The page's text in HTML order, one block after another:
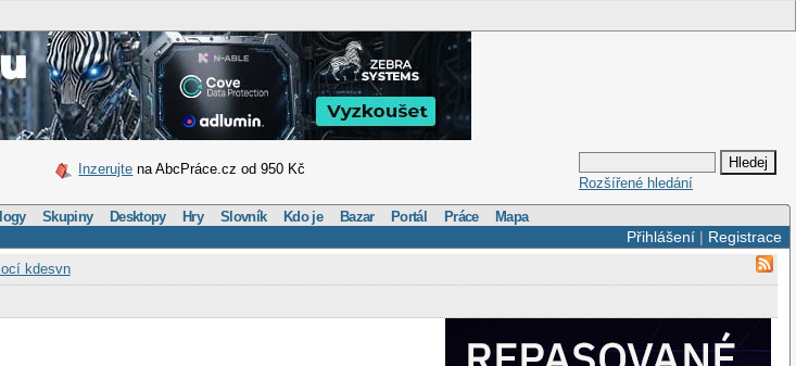
Inzerujte na AbcPráce.cz od 950 Kč
Rozšířené hledání
Skupiny Desktopy Hry Slovník Kdo je Bazar Portál Práce Mapa
Přihlášení| Registrace
kdesvn